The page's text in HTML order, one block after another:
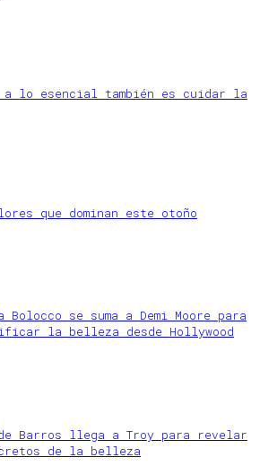
a lo esencial también es cuidar la
que dominan este otoño
se suma a Demi Moore para
la belleza desde Hollywood
Barros llega a Troy para revelar
de la belleza